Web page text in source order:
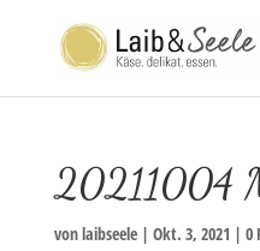
20211004
vonlaibseele| Okt. 3, 2021 | 0